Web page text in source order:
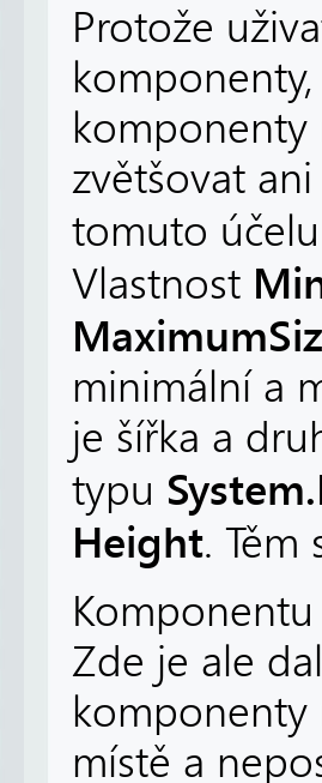
Protože
komponenty
zvětšovat
tomuto
Vlastnost
minimální a
je šířka a
typu
Height. Těm
Zde je ale
komponenty
místě a